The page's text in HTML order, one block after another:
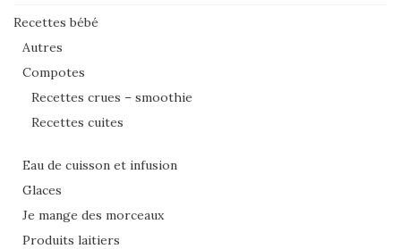
Recettes bébé
Autres
Compotes
Recettes crues – smoothie
Recettes cuites
Eau de cuisson et infusion
Glaces
Je mange des morceaux
Produits laitiers